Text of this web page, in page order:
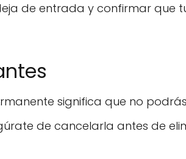
de entrada y confirmar que
significa que no
de cancelarla antes de